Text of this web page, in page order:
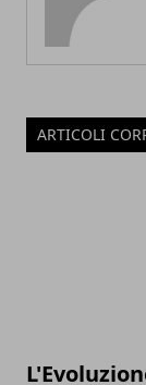
ARTICOLI